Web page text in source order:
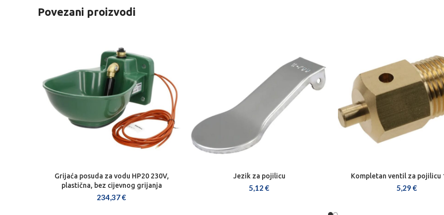
Povezani proizvodi
DODAJ U KOŠARICU
Grijaća posuda za vodu HP20 230V,
plastična, bez cijevnog grijanja
234,37€
DODAJ U KOŠARICU
Jezik za pojilicu
5,12 €
DODAJ U KOŠARICU
Kompletan ventil za pojilicu
5,29 €